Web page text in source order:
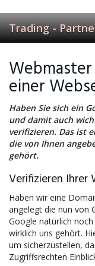
to
main
content
Trading -
einer
Haben Sie sich ein
und damit auch
verifizieren. Das ist
die von Ihnen
gehört.
Verifizieren Ihrer
Haben wir eine
angelegt die nun von
Google natürlich
wirklich uns gehört.
um sicherzustellen,
Zugriffsrechten